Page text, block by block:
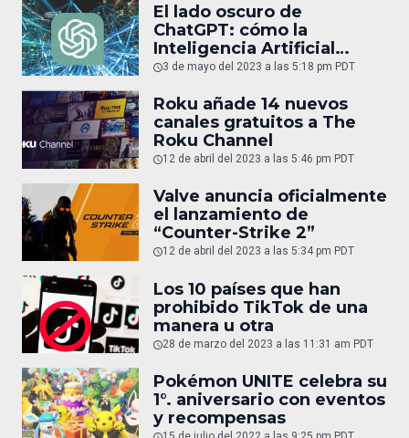
El lado oscuro de
ChatGPT: cómo la
Inteligencia Artificial
puede ser usada para fines
3 de mayo del 2023 a las 5:18 pm PDT
Roku añade 14 nuevos
canales gratuitos a The
Roku Channel
12 de abril del 2023 a las 5:46 pm PDT
Valve anuncia oficialmente
el lanzamiento de
“Counter-Strike 2”
12 de abril del 2023 a las 5:34 pm PDT
Los 10 países que han
prohibido TikTok de una
manera u otra
28 de marzo del 2023 a las 11:31 am PDT
Pokémon UNITE celebra su
1°. aniversario con eventos
y recompensas